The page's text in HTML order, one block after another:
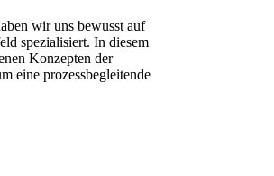
wir uns bewusst auf
spezialisiert. In diesem
Konzepten der
eine prozessbegleitende